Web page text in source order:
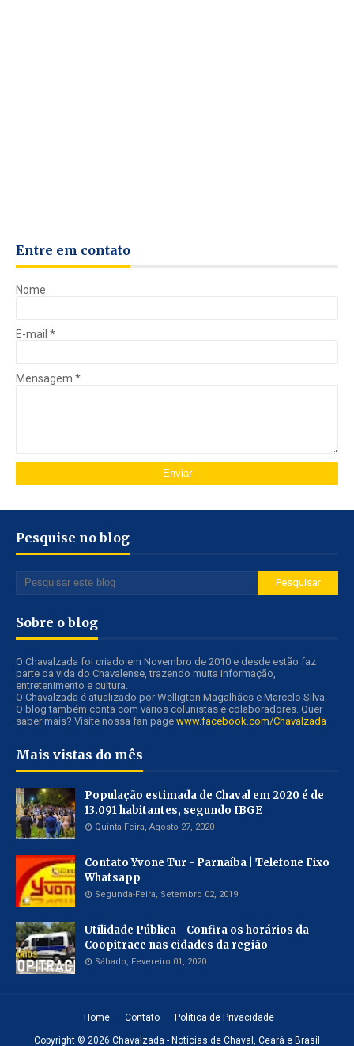
Entre em contato
Nome
E-mail *
Mensagem *
Pesquise no blog
Sobre o blog
O Chavalzada foi criado em Novembro de 2010 e desde estão faz
parte da vida do Chavalense, trazendo muita informação,
entretenimento e cultura.
O Chavalzada é atualizado por Welligton Magalhães e Marcelo Silva.
O blog também conta com vários colunistas e colaboradores. Quer
saber mais? Visite nossa fan page www.facebook.com/Chavalzada
Mais vistas do mês
População estimada de Chaval em 2020 é de
13.091 habitantes, segundo IBGE
Quinta-Feira, Agosto 27, 2020
Contato Yvone Tur - Parnaíba | Telefone Fixo
Whatsapp
Segunda-Feira, Setembro 02, 2019
Utilidade Pública - Confira os horários da
Coopitrace nas cidades da região
Sábado, Fevereiro 01, 2020
Home Contato Política de Privacidade
Copyright © 2026 Chavalzada - Notícias de Chaval, Ceará e Brasil